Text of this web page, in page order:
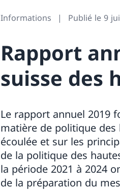
Informations Publié le 9
Rapport
suisse des
Le rapport annuel 2019
matière de politique des
écoulée et sur les
de la politique des
la période 2021 à 2024
de la préparation du